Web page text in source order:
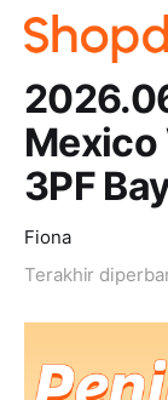
Mexico
3PF
Fiona
Terakhir